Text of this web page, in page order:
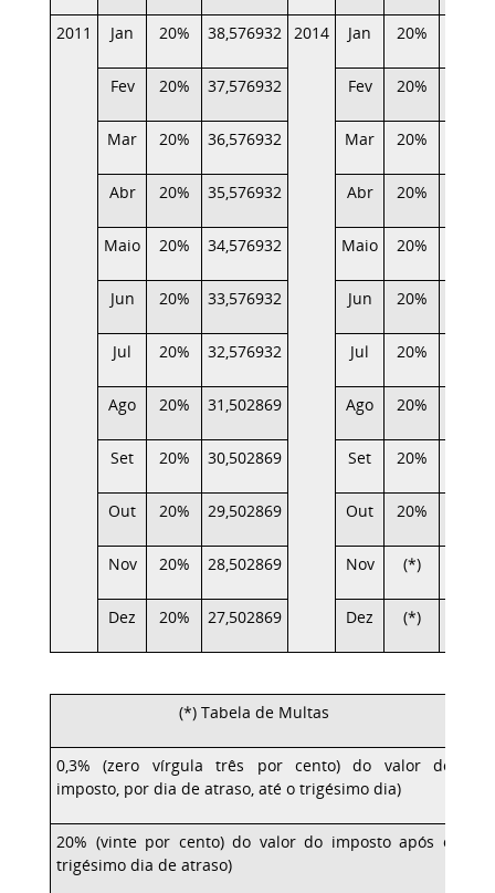
2011 Jan 20% 38,576932 2014 Jan 20%
Fev 20% 37,576932 Fev 20%
Mar 20% 36,576932 Mar 20%
Abr 20% 35,576932 Abr 20%
Maio 20% 34,576932 Maio 20%
Jun 20% 33,576932 Jun 20%
Jul 20% 32,576932 Jul 20%
Ago 20% 31,502869 Ago 20%
Set 20% 30,502869 Set 20%
Out 20% 29,502869 Out 20%
Nov 20% 28,502869 Nov (*)
Dez 20% 27,502869 Dez (*)
(*) Tabela de Multas
0,3% (zero vírgula três por cento) do valor do
imposto, por dia de atraso, até o trigésimo dia)
20% (vinte por cento) do valor do imposto após o
trigésimo dia de atraso)